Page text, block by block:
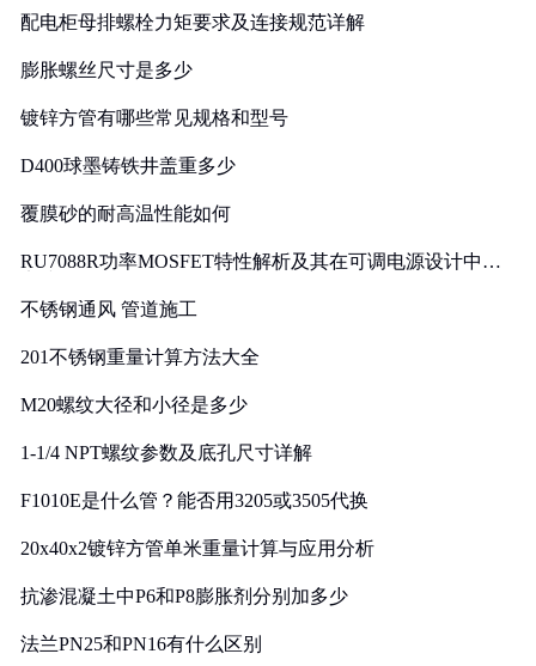
配电柜母排螺栓力矩要求及连接规范详解
膨胀螺丝尺寸是多少
镀锌方管有哪些常见规格和型号
D400球墨铸铁井盖重多少
覆膜砂的耐高温性能如何
RU7088R功率MOSFET特性解析及其在可调电源设计中的
不锈钢通风 管道施工
201不锈钢重量计算方法大全
M20螺纹大径和小径是多少
1-1/4 NPT螺纹参数及底孔尺寸详解
F1010E是什么管？能否用3205或3505代换
20x40x2镀锌方管单米重量计算与应用分析
抗渗混凝土中P6和P8膨胀剂分别加多少
法兰PN25和PN16有什么区别